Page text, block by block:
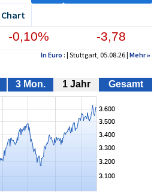
Chart
-0,10% -3,78
In Euro : | Stuttgart, 05.08.26 | Mehr»
3 Mon. 1 Jahr Gesamt